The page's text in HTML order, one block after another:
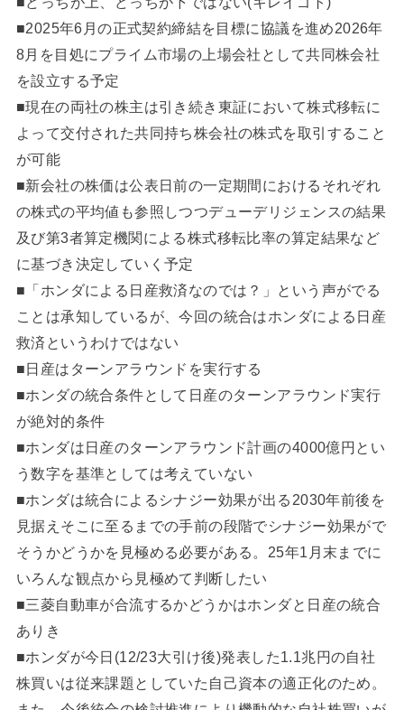
■2025年6月の正式契約締結を目標に協議を進め2026年
8月を目処にプライム市場の上場会社として共同株会社
を設立する予定
■現在の両社の株主は引き続き東証において株式移転に
よって交付された共同持ち株会社の株式を取引すること
が可能
■新会社の株価は公表日前の一定期間におけるそれぞれ
の株式の平均値も参照しつつデューデリジェンスの結果
及び第3者算定機関による株式移転比率の算定結果など
に基づき決定していく予定
■「ホンダによる日産救済なのでは？」という声がでる
ことは承知しているが、今回の統合はホンダによる日産
救済というわけではない
■日産はターンアラウンドを実行する
■ホンダの統合条件として日産のターンアラウンド実行
が絶対的条件
■ホンダは日産のターンアラウンド計画の4000億円とい
う数字を基準としては考えていない
■ホンダは統合によるシナジー効果が出る2030年前後を
見据えそこに至るまでの手前の段階でシナジー効果がで
そうかどうかを見極める必要がある。25年1月末までに
いろんな観点から見極めて判断したい
■三菱自動車が合流するかどうかはホンダと日産の統合
ありき
■ホンダが今日(12/23大引け後)発表した1.1兆円の自社
株買いは従来課題としていた自己資本の適正化のため。